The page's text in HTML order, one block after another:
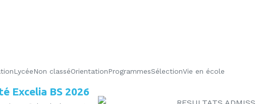
LycéeNon classéOrientationProgrammesSélectionVie en école
Excelia BS 2026